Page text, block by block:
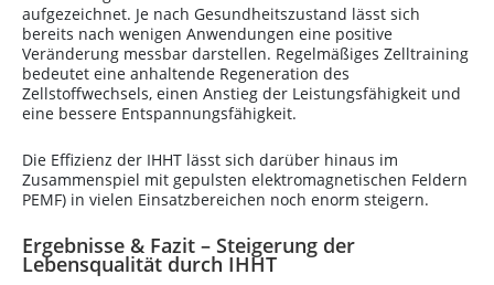
aufgezeichnet. Je nach Gesundheitszustand lässt sich
bereits nach wenigen Anwendungen eine positive
Veränderung messbar darstellen. Regelmäßiges Zelltraining
bedeutet eine anhaltende Regeneration des
Zellstoffwechsels, einen Anstieg der Leistungsfähigkeit und
eine bessere Entspannungsfähigkeit.
Die Effizienz der IHHT lässt sich darüber hinaus im
Zusammenspiel mit gepulsten elektromagnetischen Feldern
PEMF) in vielen Einsatzbereichen noch enorm steigern.
Ergebnisse & Fazit – Steigerung der
Lebensqualität durch IHHT